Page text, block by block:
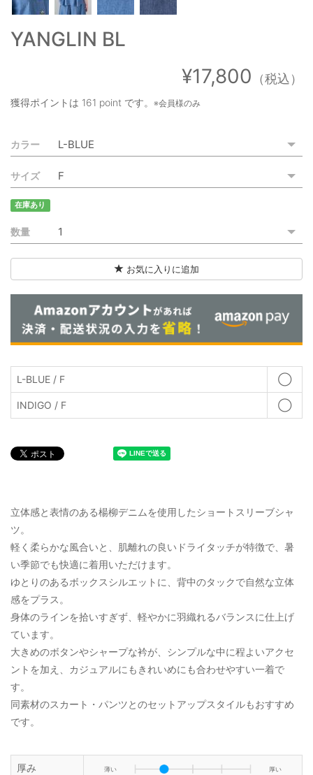
お買い物カゴ
ご利用ガイド
ご利用規約
YANGLIN BL
¥17,800 （税込）
獲得ポイントは 161 point です。 ※会員様のみ
カラー
サイズ
在庫あり
数量
お気に入りに追加
L-BLUE / F ◯
INDIGO / F ◯
立体感と表情のある楊柳デニムを使用したショートスリーブシャ
ツ。
軽く柔らかな風合いと、肌離れの良いドライタッチが特徴で、暑
い季節でも快適に着用いただけます。
ゆとりのあるボックスシルエットに、背中のタックで自然な立体
感をプラス。
身体のラインを拾いすぎず、軽やかに羽織れるバランスに仕上げ
ています。
大きめのボタンやシャープな衿が、シンプルな中に程よいアクセ
ントを加え、カジュアルにもきれいめにも合わせやすい一着で
す。
同素材のスカート・パンツとのセットアップスタイルもおすすめ
です。
厚み 薄い 厚い